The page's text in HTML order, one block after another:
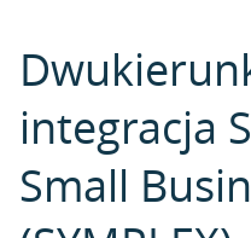
integracja
Small